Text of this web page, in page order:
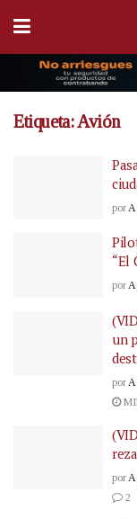
Etiqueta:Avión
por
“El
por
un
por
por
2